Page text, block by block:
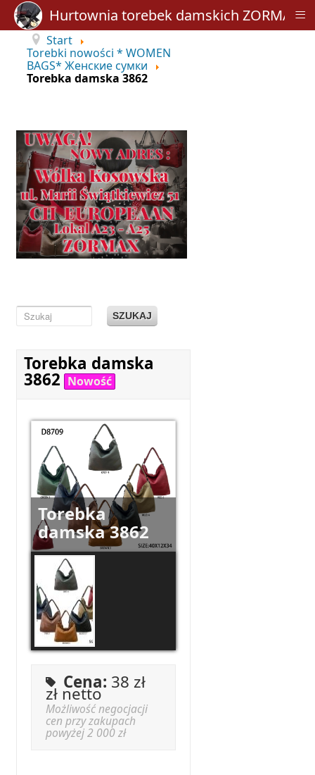
Start
Torebki nowości * WOMEN
BAGS* Женские сумки
Torebka damska 3862
SZUKAJ
Torebka damska
3862 Nowość
Torebka
damska 3862
Cena: 38 zł
zł netto
Możliwość negocjacji
cen przy zakupach
powyżej 2 000 zł
Hurtownia torebek damskich ZORMAX≡